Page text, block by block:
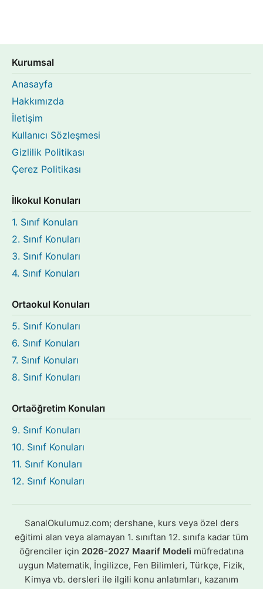
Kurumsal
Anasayfa
Hakkımızda
İletişim
Kullanıcı Sözleşmesi
Gizlilik Politikası
Çerez Politikası
İlkokul Konuları
1. Sınıf Konuları
2. Sınıf Konuları
3. Sınıf Konuları
4. Sınıf Konuları
Ortaokul Konuları
5. Sınıf Konuları
6. Sınıf Konuları
7. Sınıf Konuları
8. Sınıf Konuları
Ortaöğretim Konuları
9. Sınıf Konuları
10. Sınıf Konuları
11. Sınıf Konuları
12. Sınıf Konuları
SanalOkulumuz.com; dershane, kurs veya özel ders
eğitimi alan veya alamayan 1. sınıftan 12. sınıfa kadar tüm
öğrenciler için 2026-2027 Maarif Modeli müfredatına
uygun Matematik, İngilizce, Fen Bilimleri, Türkçe, Fizik,
Kimya vb. dersleri ile ilgili konu anlatımları, kazanım